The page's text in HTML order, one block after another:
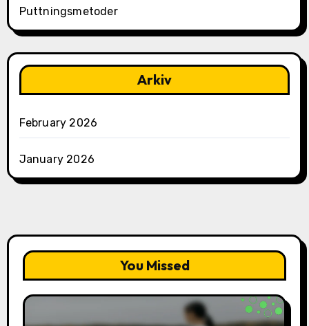
Puttningsmetoder
Arkiv
February 2026
January 2026
You Missed